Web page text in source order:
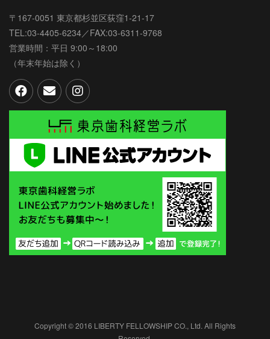
〒167-0051 東京都杉並区荻窪1-21-17
TEL:03-4405-6234／FAX:03-6311-9768
営業時間：平日 9:00～18:00
（年末年始は除く）
Copyright © 2016 LIBERTY FELLOWSHIP CO., Ltd. All Rights